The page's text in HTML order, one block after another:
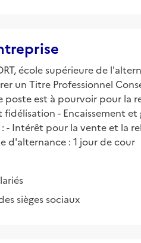
école supérieure de
un Titre Professionnel
poste est à pourvoir pour la
- Encaissement
- Intérêt pour la vente et la
d'alternance : 1 jour de cour
sièges sociaux